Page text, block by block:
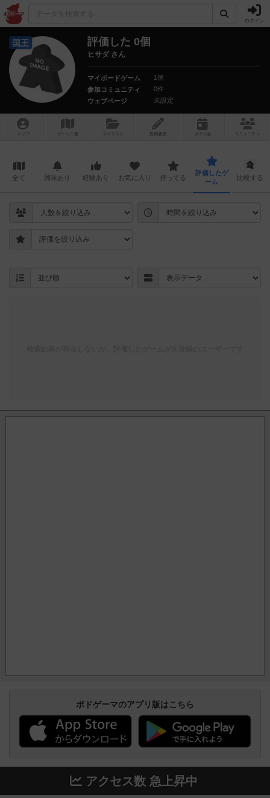
ログイン
国王 評価した 0個
ヒサダ さん
マイボードゲーム
1個
参加コミュニティ
0件
ウェブページ
未設定
トップ ゲーム一覧 マイリスト 投稿履歴 ボ ドゲ コミュニティ
全て 興味あり 経験あり お気に入り 持ってる
評価したゲ
ーム
比較する
ボドゲーマのアプリ版はこちら
アクセス数 急上昇中